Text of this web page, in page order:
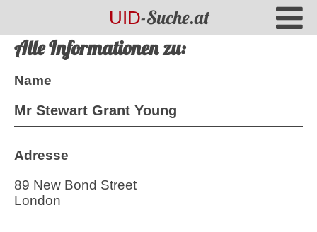
UID-Suche.at
Alle Informationen zu:
Name
Mr Stewart Grant Young
Adresse
89 New Bond Street
London